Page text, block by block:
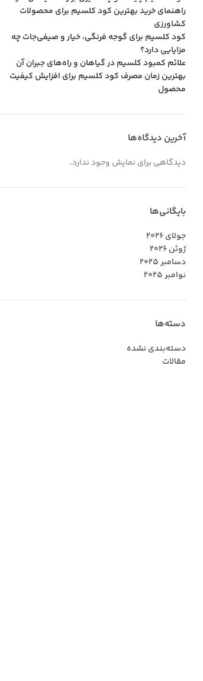
راهنمای خرید بهترین کود کلسیم برای محصولات
کشاورزی
کود کلسیم برای گوجه فرنگی، خیار و صیفی‌جات چه
مزایایی دارد؟
علائم کمبود کلسیم در گیاهان و راه‌های جبران آن
بهترین زمان مصرف کود کلسیم برای افزایش کیفیت
محصول
آخرین دیدگاه‌ها
دیدگاهی برای نمایش وجود ندارد.
بایگانی‌ها
جولای 2026
ژوئن 2026
دسامبر 2025
نوامبر 2025
دسته‌ها
دسته‌بندی نشده
مقالات